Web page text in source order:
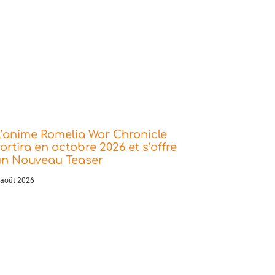
Romelia War Chronicle
en octobre 2026 et s’offre
Nouveau Teaser
2026